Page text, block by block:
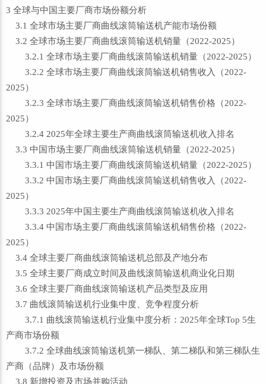
3 全球与中国主要厂商市场份额分析
3.1 全球市场主要厂商曲线滚筒输送机产能市场份额
3.2 全球市场主要厂商曲线滚筒输送机销量（2022-2025）
3.2.1 全球市场主要厂商曲线滚筒输送机销量（2022-2025）
3.2.2 全球市场主要厂商曲线滚筒输送机销售收入（2022-
2025）
3.2.3 全球市场主要厂商曲线滚筒输送机销售价格（2022-
2025）
3.2.4 2025年全球主要生产商曲线滚筒输送机收入排名
3.3 中国市场主要厂商曲线滚筒输送机销量（2022-2025）
3.3.1 中国市场主要厂商曲线滚筒输送机销量（2022-2025）
3.3.2 中国市场主要厂商曲线滚筒输送机销售收入（2022-
2025）
3.3.3 2025年中国主要生产商曲线滚筒输送机收入排名
3.3.4 中国市场主要厂商曲线滚筒输送机销售价格（2022-
2025）
3.4 全球主要厂商曲线滚筒输送机总部及产地分布
3.5 全球主要厂商成立时间及曲线滚筒输送机商业化日期
3.6 全球主要厂商曲线滚筒输送机产品类型及应用
3.7 曲线滚筒输送机行业集中度、竞争程度分析
3.7.1 曲线滚筒输送机行业集中度分析：2025年全球Top 5生
产商市场份额
3.7.2 全球曲线滚筒输送机第一梯队、第二梯队和第三梯队生
产商（品牌）及市场份额
3.8 新增投资及市场并购活动